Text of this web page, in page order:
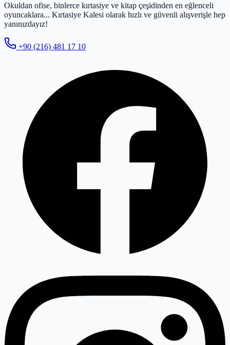
Okuldan ofise, binlerce kırtasiye ve kitap çeşidinden en eğlenceli
oyuncaklara... Kırtasiye Kalesi olarak hızlı ve güvenli alışverişle hep
yanınızdayız!
+90 (216) 481 17 10